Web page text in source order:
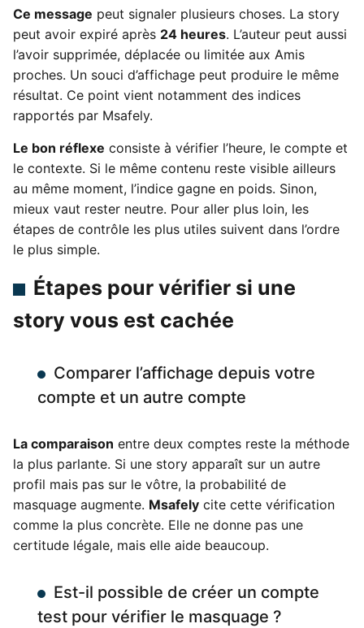
Ce message peut signaler plusieurs choses. La story
peut avoir expiré après 24 heures. L’auteur peut aussi
l’avoir supprimée, déplacée ou limitée aux Amis
proches. Un souci d’affichage peut produire le même
résultat. Ce point vient notamment des indices
rapportés par Msafely.
Le bon réflexe consiste à vérifier l’heure, le compte et
le contexte. Si le même contenu reste visible ailleurs
au même moment, l’indice gagne en poids. Sinon,
mieux vaut rester neutre. Pour aller plus loin, les
étapes de contrôle les plus utiles suivent dans l’ordre
le plus simple.
Étapes pour vérifier si une
story vous est cachée
Comparer l’affichage depuis votre
compte et un autre compte
La comparaison entre deux comptes reste la méthode
la plus parlante. Si une story apparaît sur un autre
profil mais pas sur le vôtre, la probabilité de
masquage augmente. Msafely cite cette vérification
comme la plus concrète. Elle ne donne pas une
certitude légale, mais elle aide beaucoup.
Est-il possible de créer un compte
test pour vérifier le masquage ?